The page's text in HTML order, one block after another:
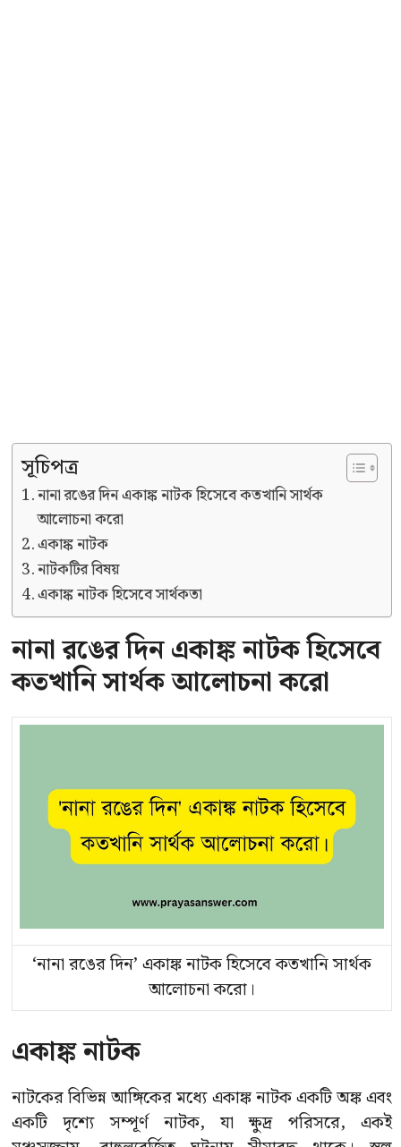
সূচিপত্র
নানা রঙের দিন একাঙ্ক নাটক হিসেবে কতখানি সার্থক
আলোচনা করো
একাঙ্ক নাটক
নাটকটির বিষয়
একাঙ্ক নাটক হিসেবে সার্থকতা
নানা রঙের দিন একাঙ্ক নাটক হিসেবে
কতখানি সার্থক আলোচনা করো
‘নানা রঙের দিন’ একাঙ্ক নাটক হিসেবে কতখানি সার্থক
আলোচনা করো।
একাঙ্ক নাটক
নাটকের বিভিন্ন আঙ্গিকের মধ্যে একাঙ্ক নাটক একটি অঙ্ক এবং
একটি দৃশ্যে সম্পূর্ণ নাটক, যা ক্ষুদ্র পরিসরে, একই